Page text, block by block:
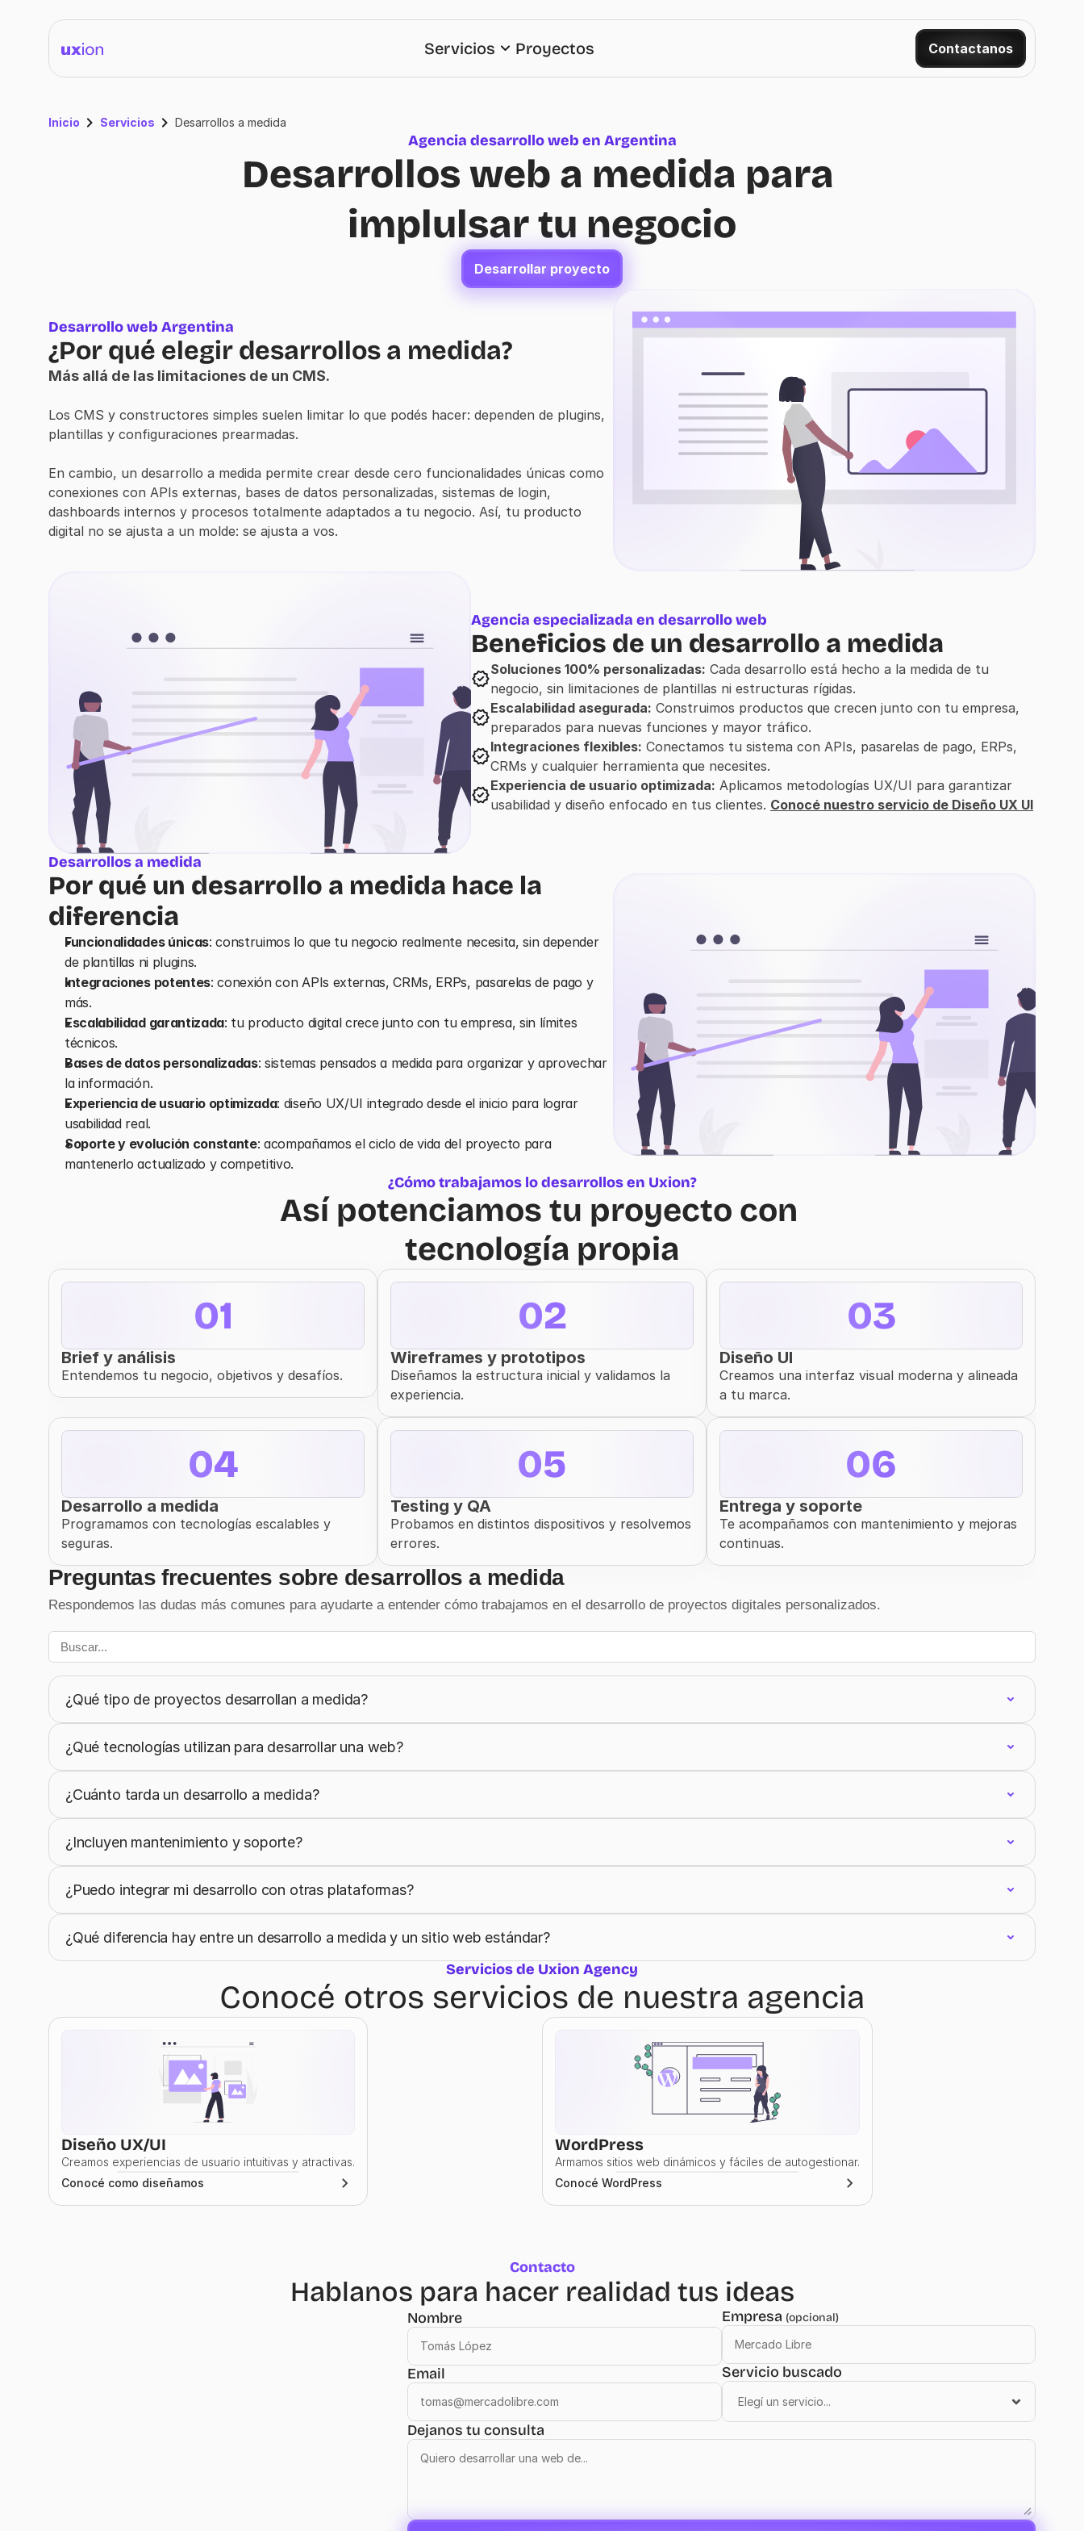
Inicio Servicios Desarrollos a medida
Agencia desarrollo web en Argentina
Desarrollos web a medida para
implulsar tu negocio
Desarrollar proyecto
Desarrollo web Argentina
¿Por qué elegir desarrollos a medida?
Más allá de las limitaciones de un CMS.
Los CMS y constructores simples suelen limitar lo que podés hacer: dependen de plugins,
plantillas y configuraciones prearmadas.
En cambio, un desarrollo a medida permite crear desde cero funcionalidades únicas como
conexiones con APIs externas, bases de datos personalizadas, sistemas de login,
dashboards internos y procesos totalmente adaptados a tu negocio. Así, tu producto
digital no se ajusta a un molde: se ajusta a vos.
Agencia especializada en desarrollo web
Beneficios de un desarrollo a medida
Soluciones 100% personalizadas: Cada desarrollo está hecho a la medida de tu
negocio, sin limitaciones de plantillas ni estructuras rígidas.
Escalabilidad asegurada: Construimos productos que crecen junto con tu empresa,
preparados para nuevas funciones y mayor tráfico.
Integraciones flexibles: Conectamos tu sistema con APIs, pasarelas de pago, ERPs,
CRMs y cualquier herramienta que necesites.
Experiencia de usuario optimizada: Aplicamos metodologías UX/UI para garantizar
usabilidad y diseño enfocado en tus clientes. Conocé nuestro servicio de Diseño UX UI
Desarrollos a medida
Por qué un desarrollo a medida hace la
diferencia
Funcionalidades únicas: construimos lo que tu negocio realmente necesita, sin depender
de plantillas ni plugins.
Integraciones potentes: conexión con APIs externas, CRMs, ERPs, pasarelas de pago y
más.
Escalabilidad garantizada: tu producto digital crece junto con tu empresa, sin límites
técnicos.
Bases de datos personalizadas: sistemas pensados a medida para organizar y aprovechar
la información.
Experiencia de usuario optimizada: diseño UX/UI integrado desde el inicio para lograr
usabilidad real.
Soporte y evolución constante: acompañamos el ciclo de vida del proyecto para
mantenerlo actualizado y competitivo.
¿Cómo trabajamos lo desarrollos en Uxion?
Así potenciamos tu proyecto con
tecnología propia
01
Brief y análisis
Entendemos tu negocio, objetivos y desafíos.
02
Wireframes y prototipos
Diseñamos la estructura inicial y validamos la
experiencia.
03
Diseño UI
Creamos una interfaz visual moderna y alineada
a tu marca.
04
Desarrollo a medida
Programamos con tecnologías escalables y
seguras.
05
Testing y QA
Probamos en distintos dispositivos y resolvemos
errores.
06
Entrega y soporte
Te acompañamos con mantenimiento y mejoras
continuas.
Preguntas frecuentes sobre desarrollos a medida
Respondemos las dudas más comunes para ayudarte a entender cómo trabajamos en el desarrollo de proyectos digitales personalizados.
¿Qué tipo de proyectos desarrollan a medida?
¿Qué tecnologías utilizan para desarrollar una web?
¿Cuánto tarda un desarrollo a medida?
¿Incluyen mantenimiento y soporte?
¿Puedo integrar mi desarrollo con otras plataformas?
¿Qué diferencia hay entre un desarrollo a medida y un sitio web estándar?
Servicios de Uxion Agency
Conocé otros servicios de nuestra agencia
Diseño UX/UI
Creamos experiencias de usuario intuitivas y atractivas.
Conocé como diseñamos
WordPress
Armamos sitios web dinámicos y fáciles de autogestionar.
Conocé WordPress
Contacto
Hablanos para hacer realidad tus ideas
Nombre
Email
Empresa (opcional)
Servicio buscado
Dejanos tu consulta
Servicios Proyectos Contactanos